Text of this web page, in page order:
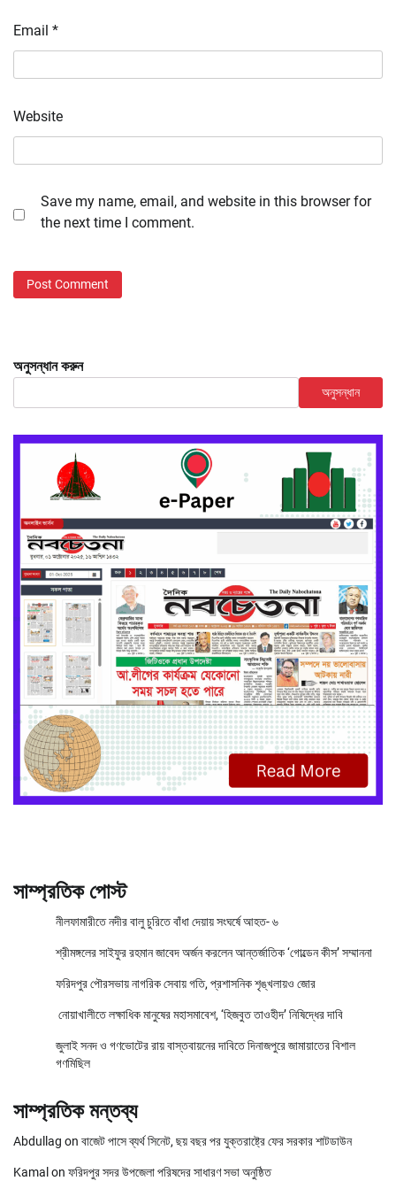
Email *
Website
Save my name, email, and website in this browser for
the next time I comment.
অনুসন্ধান করুন
অনুসন্ধান
সাম্প্রতিক পোস্ট
নীলফামারীতে নদীর বালু চুরিতে বাঁধা দেয়ায় সংঘর্ষে আহত- ৬
শ্রীমঙ্গলের সাইফুর রহমান জাবেদ অর্জন করলেন আন্তর্জাতিক ‘গোল্ডেন কীস’ সম্মাননা
ফরিদপুর পৌরসভায় নাগরিক সেবায় গতি, প্রশাসনিক শৃঙ্খলায়ও জোর
নোয়াখালীতে লক্ষাধিক মানুষের মহাসমাবেশ, ‘হিজবুত তাওহীদ’ নিষিদ্ধের দাবি
জুলাই সনদ ও গণভোটের রায় বাস্তবায়নের দাবিতে দিনাজপুরে জামায়াতের বিশাল
গণমিছিল
সাম্প্রতিক মন্তব্য
Abdullag on বাজেট পাসে ব্যর্থ সিনেট, ছয় বছর পর যুক্তরাষ্ট্রে ফের সরকার শাটডাউন
Kamal on ফরিদপুর সদর উপজেলা পরিষদের সাধারণ সভা অনুষ্ঠিত